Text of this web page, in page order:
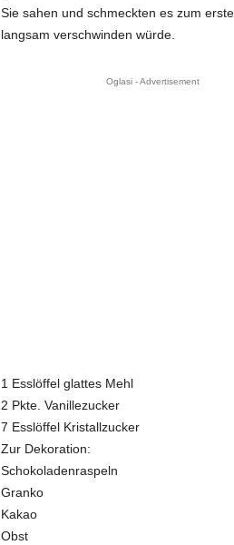
Sie sahen und schmeckten es zum
langsam verschwinden würde.
Oglasi - Advertisement
1 Esslöffel glattes Mehl
2 Pkte. Vanillezucker
7 Esslöffel Kristallzucker
Zur Dekoration:
Schokoladenraspeln
Granko
Kakao
Obst